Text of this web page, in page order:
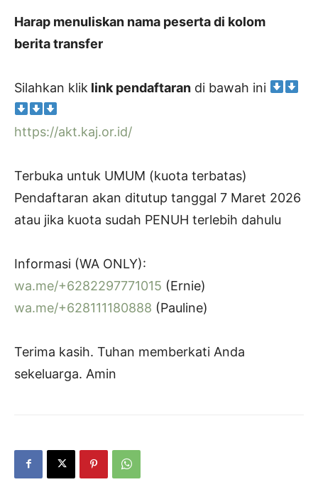
Harap menuliskan nama peserta di kolom
berita transfer
Silahkan klik link pendaftaran di bawah ini
https://akt.kaj.or.id/
Terbuka untuk UMUM (kuota terbatas)
Pendaftaran akan ditutup tanggal 7 Maret 2026
atau jika kuota sudah PENUH terlebih dahulu
Informasi (WA ONLY):
wa.me/+6282297771015 (Ernie)
wa.me/+628111180888 (Pauline)
Terima kasih. Tuhan memberkati Anda
sekeluarga. Amin